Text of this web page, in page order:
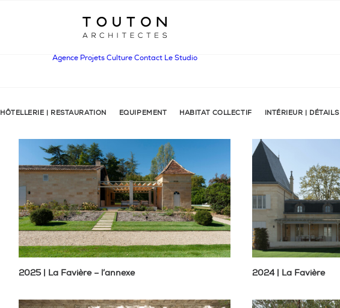
Agence Projets Culture Contact Le Studio
HÔTELLERIE | RESTAURATION EQUIPEMENT HABITAT COLLECTIF INTÉRIEUR | DÉTAILS
2025 | La Favière – l’annexe 2024 | La Favière